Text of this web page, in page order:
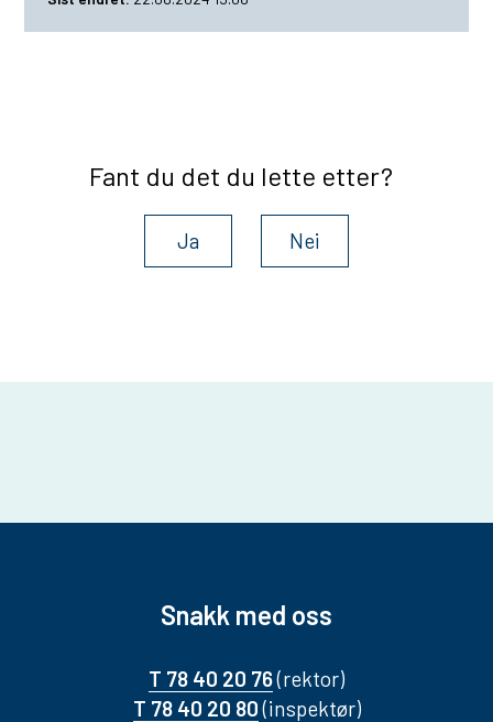
Fant du det du lette etter?
Ja Nei
Snakk med oss
T 78 40 20 76(rektor)
T 78 40 20 80(inspektør)